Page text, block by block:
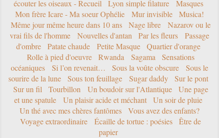
écouter les oiseaux - Recueil
Lyon simple filature
Masques
Mon frère Icare - Ma soeur Ophélie
Mur invisible
Musica!
Même jour même heure dans 10 ans
Nage libre
Nazarov ou le
vrai fils de l'homme
Nouvelles d'antan Par les fleurs
Passage
d'ombre
Patate chaude Petite Masque
Quartier d'orange
Rolle à pied d'oeuvre
Rwanda Sagama
Sensations
océaniques
Si l’on revenait… Sous la voûte obscure
Sous le
sourire de la lune
Sous ton feuillage Sugar daddy
Sur le pont
Sur un fil
Tourbillon Un boudoir sur l'Atlantique
Une page
et une spatule
Un plaisir acide et méchant
Un soir de pluie
Un thé avec mes chères fantômes
Vous avez des enfants?
Voyage extraordinaire
Écaille de tortue : poésies
Être de
papier